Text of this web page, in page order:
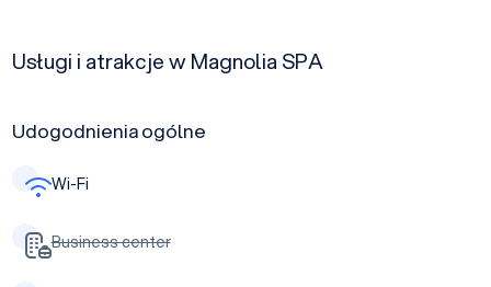
Usługi i atrakcje w Magnolia SPA
Udogodnienia ogólne
Wi-Fi
Business center